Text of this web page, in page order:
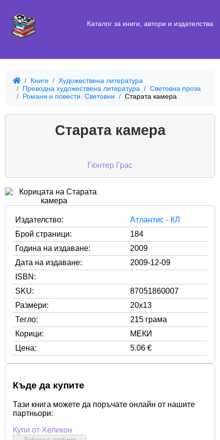
Каталог за книги, автори и издателства
Книги
Художествена литература
Преводна художествена литература
Световна проза
Романи и повести. Световни
Старата камера
Старата камера
Гюнтер Грас
Издателство:
Атлантис - КЛ
Брой страници:
184
Година на издаване:
2009
Дата на издаване:
2009-12-09
ISBN:
SKU:
87051860007
Размери:
20x13
Тегло:
215 грама
Корици:
МЕКИ
Цена:
5.06 €
Къде да купите
Тази книга можете да поръчате онлайн от нашите
партньори:
Купи от Хеликон